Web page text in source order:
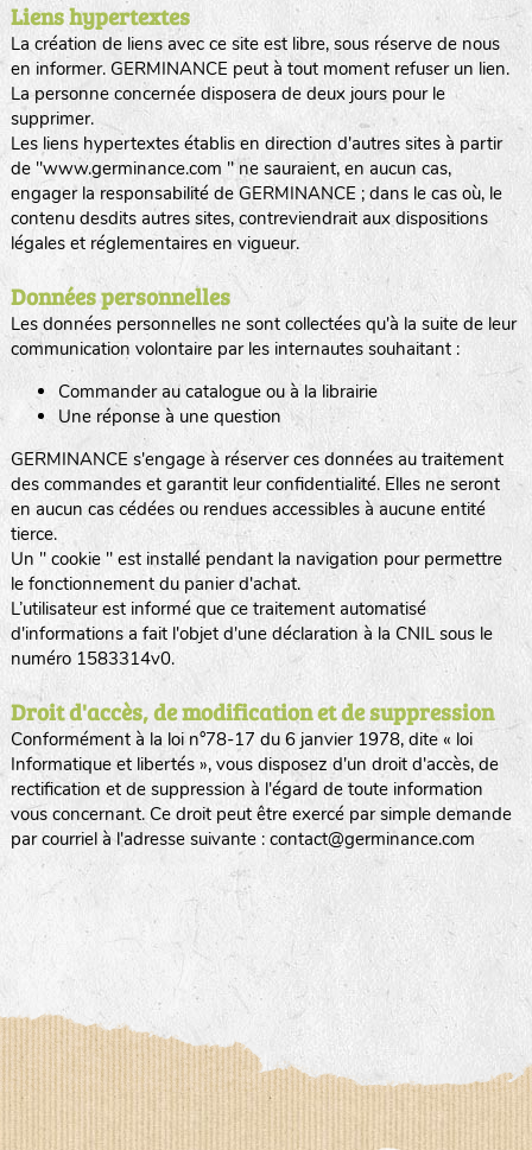
Liens hypertextes
La création de liens avec ce site est libre, sous réserve de nous
en informer. GERMINANCE peut à tout moment refuser un lien.
La personne concernée disposera de deux jours pour le
supprimer.
Les liens hypertextes établis en direction d'autres sites à partir
de "www.germinance.com " ne sauraient, en aucun cas,
engager la responsabilité de GERMINANCE ; dans le cas où, le
contenu desdits autres sites, contreviendrait aux dispositions
légales et réglementaires en vigueur.
Données personnelles
Les données personnelles ne sont collectées qu'à la suite de leur
communication volontaire par les internautes souhaitant :
Commander au catalogue ou à la librairie
Une réponse à une question
GERMINANCE s'engage à réserver ces données au traitement
des commandes et garantit leur confidentialité. Elles ne seront
en aucun cas cédées ou rendues accessibles à aucune entité
tierce.
Un " cookie " est installé pendant la navigation pour permettre
le fonctionnement du panier d'achat.
L’utilisateur est informé que ce traitement automatisé
d'informations a fait l'objet d'une déclaration à la CNIL sous le
numéro 1583314v0.
Droit d'accès, de modification et de suppression
Conformément à la loi n°78-17 du 6 janvier 1978, dite « loi
Informatique et libertés », vous disposez d'un droit d'accès, de
rectification et de suppression à l'égard de toute information
vous concernant. Ce droit peut être exercé par simple demande
par courriel à l'adresse suivante : contact@germinance.com